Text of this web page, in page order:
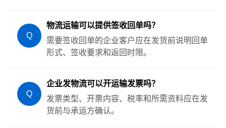
Q
物流运输可以提供签收回单吗？
需要签收回单的企业客户应在发货前说明回单
形式、签收要求和返回时限。
Q
企业发物流可以开运输发票吗？
发票类型、开票内容、税率和所需资料应在发
货前与承运方确认。